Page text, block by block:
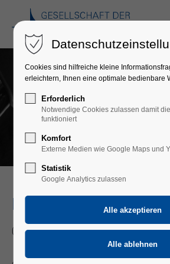
KONTAKT
Gesellschaft der Musikfreunde e.V.
Steuer-Nr. 22101/55804
Cookies sind hilfreiche kleine
erleichtern, Ihnen eine optimale bedienbare
Erforderlich
Notwendige Cookies zulassen damit
funktioniert
Komfort
Externe Medien wie Google Maps und
Statistik
Google Analytics zulassen